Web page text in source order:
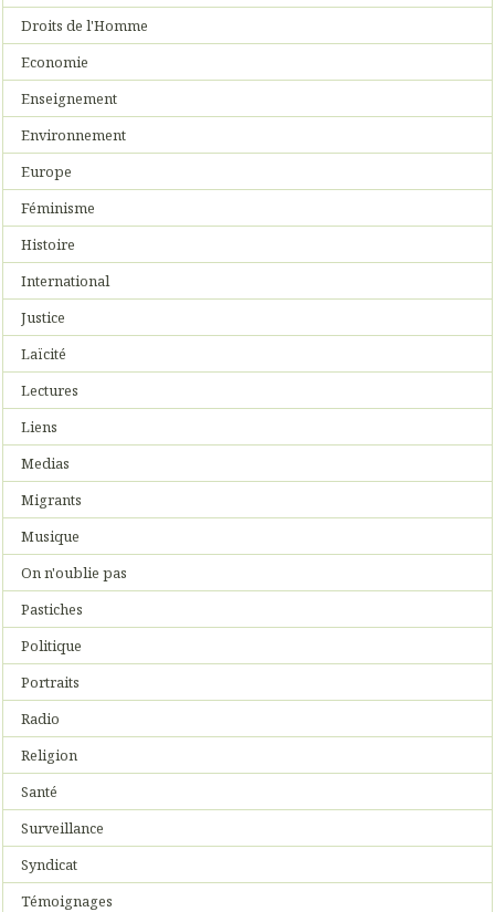
Droits de l'Homme
Economie
Enseignement
Environnement
Europe
Féminisme
Histoire
International
Justice
Laïcité
Lectures
Liens
Medias
Migrants
Musique
On n'oublie pas
Pastiches
Politique
Portraits
Radio
Religion
Santé
Surveillance
Syndicat
Témoignages